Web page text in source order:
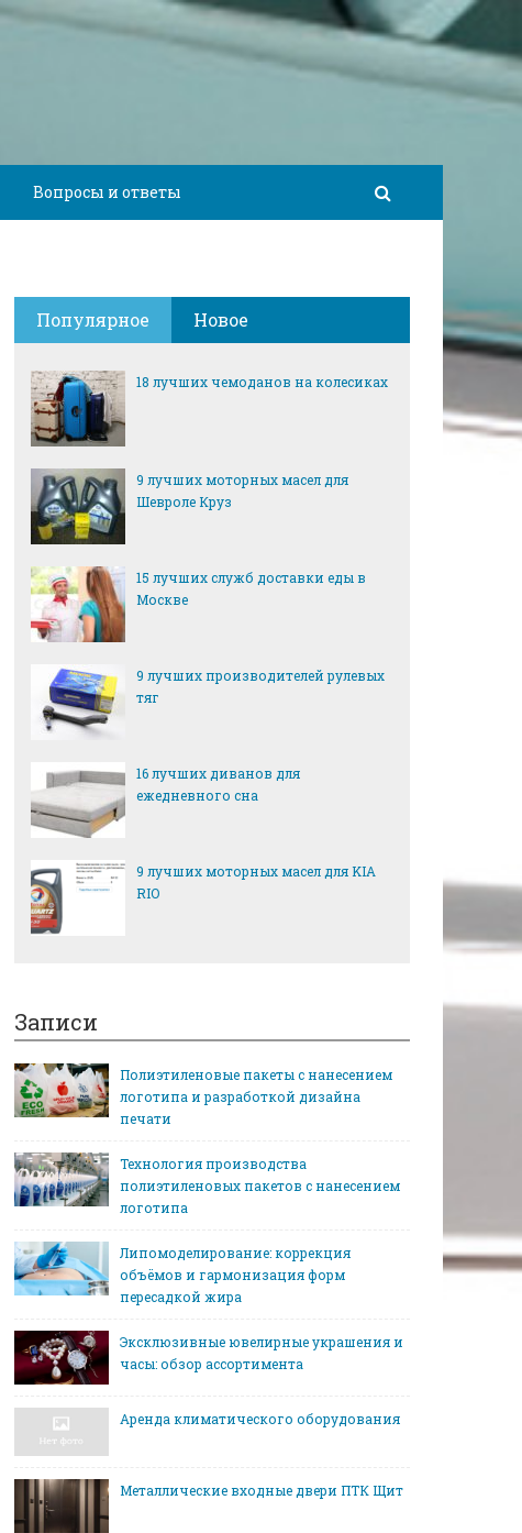
Вопросы и ответы
Популярное Новое
18 лучших чемоданов на колесиках
9 лучших моторных масел для
Шевроле Круз
15 лучших служб доставки еды в
Москве
9 лучших производителей рулевых
тяг
16 лучших диванов для
ежедневного сна
9 лучших моторных масел для KIA
RIO
Записи
Полиэтиленовые пакеты с нанесением
логотипа и разработкой дизайна
печати
Технология производства
полиэтиленовых пакетов с нанесением
логотипа
Липомоделирование: коррекция
объёмов и гармонизация форм
пересадкой жира
Эксклюзивные ювелирные украшения и
часы: обзор ассортимента
Аренда климатического оборудования
Металлические входные двери ПТК Щит